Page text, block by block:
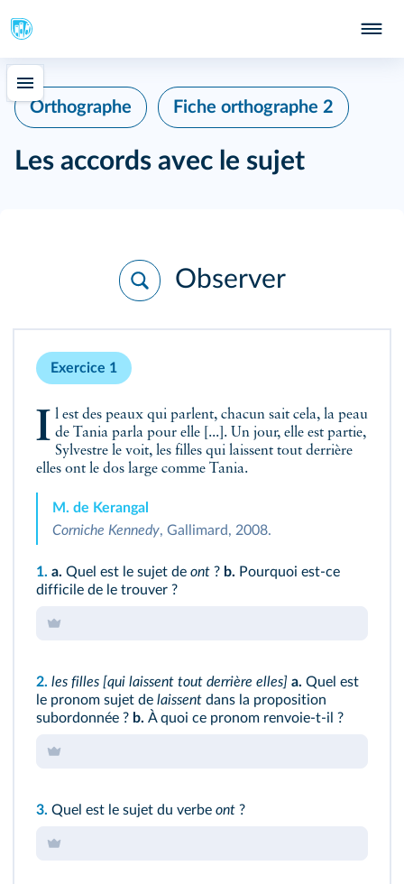
Orthographe Fiche orthographe 2
Les accords avec le sujet
Observer
Exercice 1
Il est des peaux qui parlent, chacun sait cela, la peau de Tania parla pour elle [...]. Un jour, elle est partie,
Sylvestre le voit, les filles qui laissent tout derrière
elles ont le dos large comme Tania.
M. de Kerangal
Corniche Kennedy, Gallimard, 2008.
1. a. Quel est le sujet de ont ? b. Pourquoi est-ce
difficile de le trouver ?
2. les filles [qui laissent tout derrière elles] a. Quel est
le pronom sujet de laissent dans la proposition
subordonnée ? b. À quoi ce pronom renvoie‑t-il ?
3. Quel est le sujet du verbe ont ?